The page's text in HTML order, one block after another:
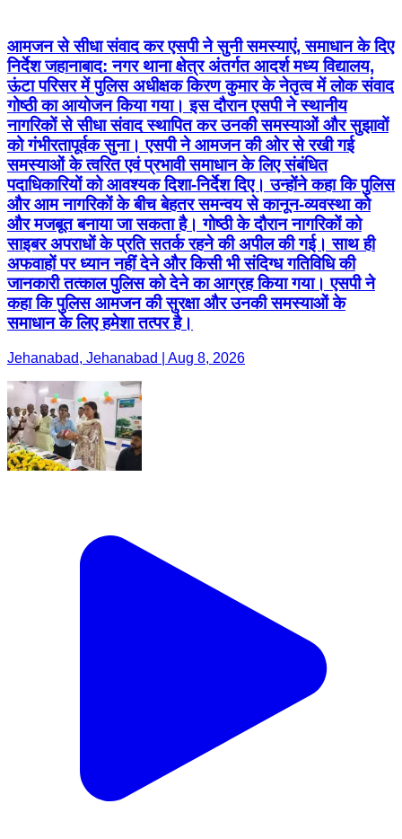
आमजन से सीधा संवाद कर एसपी ने सुनी समस्याएं, समाधान के दिए
निर्देश जहानाबाद: नगर थाना क्षेत्र अंतर्गत आदर्श मध्य विद्यालय,
ऊंटा परिसर में पुलिस अधीक्षक किरण कुमार के नेतृत्व में लोक संवाद
गोष्ठी का आयोजन किया गया। इस दौरान एसपी ने स्थानीय
नागरिकों से सीधा संवाद स्थापित कर उनकी समस्याओं और सुझावों
को गंभीरतापूर्वक सुना। एसपी ने आमजन की ओर से रखी गई
समस्याओं के त्वरित एवं प्रभावी समाधान के लिए संबंधित
पदाधिकारियों को आवश्यक दिशा-निर्देश दिए। उन्होंने कहा कि पुलिस
और आम नागरिकों के बीच बेहतर समन्वय से कानून-व्यवस्था को
और मजबूत बनाया जा सकता है। गोष्ठी के दौरान नागरिकों को
साइबर अपराधों के प्रति सतर्क रहने की अपील की गई। साथ ही
अफवाहों पर ध्यान नहीं देने और किसी भी संदिग्ध गतिविधि की
जानकारी तत्काल पुलिस को देने का आग्रह किया गया। एसपी ने
कहा कि पुलिस आमजन की सुरक्षा और उनकी समस्याओं के
समाधान के लिए हमेशा तत्पर है।
Jehanabad, Jehanabad | Aug 8, 2026